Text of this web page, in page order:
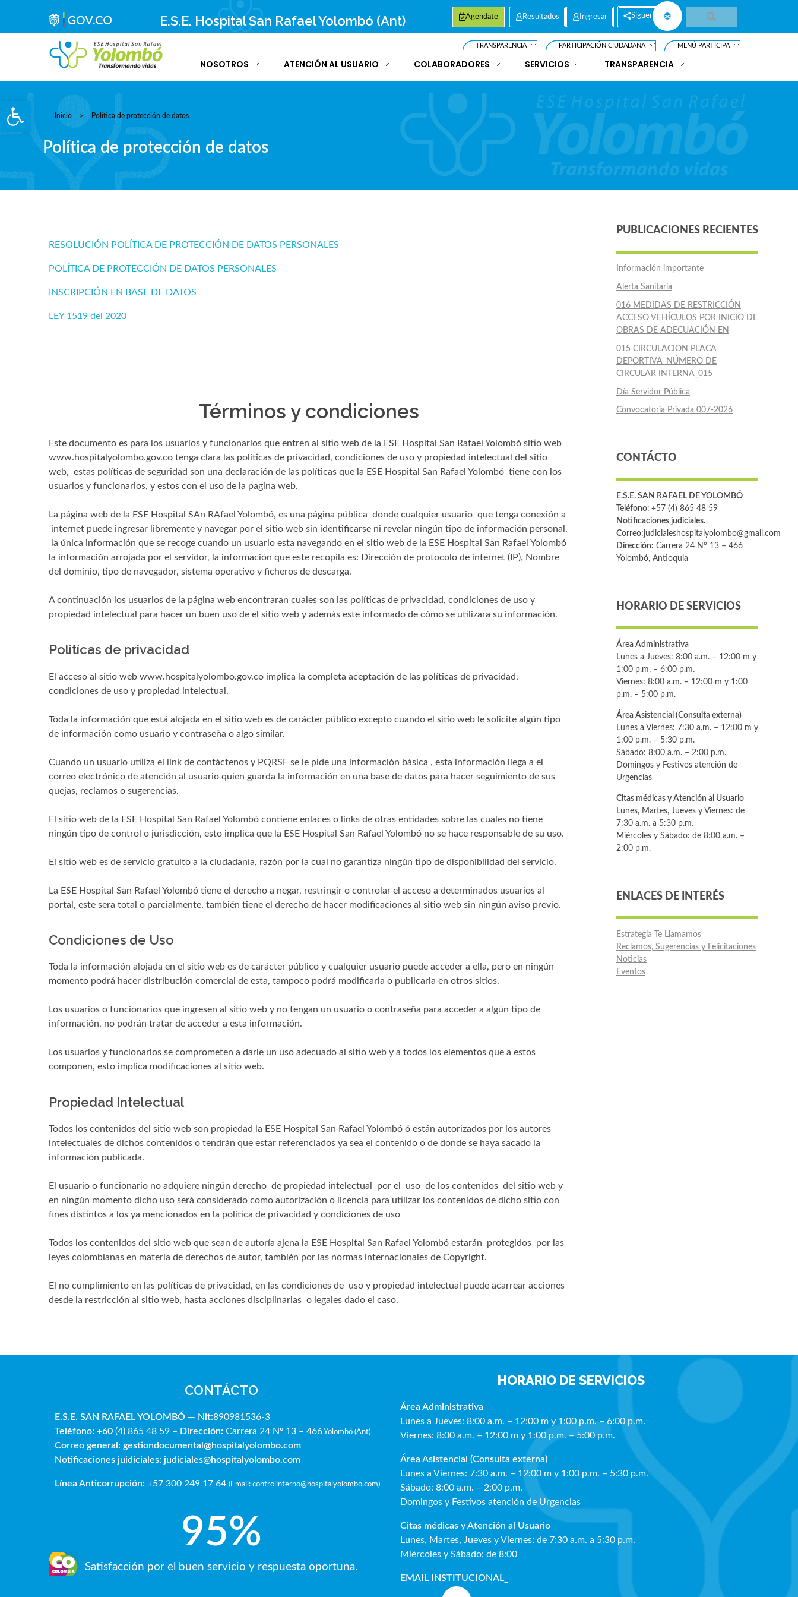
Abrir barra de herramientas
E.S.E. Hospital San Rafael Yolombó (Ant) Agendate Resultados Ingresar Síguenos
E.S.E. Hospital San Rafael Yolombó (Ant)
TRANSPARENCIA PARTICIPACIÓN CIUDADANA MENÚ PARTICIPA
NOSOTROS ATENCIÓN AL USUARIO COLABORADORES SERVICIOS TRANSPARENCIA
Inicio > Política de protección de datos
Política de protección de datos
RESOLUCIÓN POLÍTICA DE PROTECCIÓN DE DATOS PERSONALES
POLÍTICA DE PROTECCIÓN DE DATOS PERSONALES
INSCRIPCIÓN EN BASE DE DATOS
LEY 1519 del 2020
Términos y condiciones
Este documento es para los usuarios y funcionarios que entren al sitio web de la ESE Hospital San Rafael Yolombó sitio web
www.hospitalyolombo.gov.co tenga clara las políticas de privacidad, condiciones de uso y propiedad intelectual del sitio
web, estas políticas de seguridad son una declaración de las políticas que la ESE Hospital San Rafael Yolombó tiene con los
usuarios y funcionarios, y estos con el uso de la pagina web.
La página web de la ESE Hospital SAn RAfael Yolombó, es una página pública donde cualquier usuario que tenga conexión a
internet puede ingresar libremente y navegar por el sitio web sin identificarse ni revelar ningún tipo de información personal,
la única información que se recoge cuando un usuario esta navegando en el sitio web de la ESE Hospital San Rafael Yolombó
la información arrojada por el servidor, la información que este recopila es: Dirección de protocolo de internet (IP), Nombre
del dominio, tipo de navegador, sistema operativo y ficheros de descarga.
A continuación los usuarios de la página web encontraran cuales son las políticas de privacidad, condiciones de uso y
propiedad intelectual para hacer un buen uso de el sitio web y además este informado de cómo se utilizara su información.
Politícas de privacidad
El acceso al sitio web www.hospitalyolombo.gov.co implica la completa aceptación de las políticas de privacidad,
condiciones de uso y propiedad intelectual.
Toda la información que está alojada en el sitio web es de carácter público excepto cuando el sitio web le solicite algún tipo
de información como usuario y contraseña o algo similar.
Cuando un usuario utiliza el link de contáctenos y PQRSF se le pide una información básica , esta información llega a el
correo electrónico de atención al usuario quien guarda la información en una base de datos para hacer seguimiento de sus
quejas, reclamos o sugerencias.
El sitio web de la ESE Hospital San Rafael Yolombó contiene enlaces o links de otras entidades sobre las cuales no tiene
ningún tipo de control o jurisdicción, esto implica que la ESE Hospital San Rafael Yolombó no se hace responsable de su uso.
El sitio web es de servicio gratuito a la ciudadanía, razón por la cual no garantiza ningún tipo de disponibilidad del servicio.
La ESE Hospital San Rafael Yolombó tiene el derecho a negar, restringir o controlar el acceso a determinados usuarios al
portal, este sera total o parcialmente, también tiene el derecho de hacer modificaciones al sitio web sin ningún aviso previo.
Condiciones de Uso
Toda la información alojada en el sitio web es de carácter público y cualquier usuario puede acceder a ella, pero en ningún
momento podrá hacer distribución comercial de esta, tampoco podrá modificarla o publicarla en otros sitios.
Los usuarios o funcionarios que ingresen al sitio web y no tengan un usuario o contraseña para acceder a algún tipo de
información, no podrán tratar de acceder a esta información.
Los usuarios y funcionarios se comprometen a darle un uso adecuado al sitio web y a todos los elementos que a estos
componen, esto implica modificaciones al sitio web.
Propiedad Intelectual
Todos los contenidos del sitio web son propiedad la ESE Hospital San Rafael Yolombó ó están autorizados por los autores
intelectuales de dichos contenidos o tendrán que estar referenciados ya sea el contenido o de donde se haya sacado la
información publicada.
El usuario o funcionario no adquiere ningún derecho de propiedad intelectual por el uso de los contenidos del sitio web y
en ningún momento dicho uso será considerado como autorización o licencia para utilizar los contenidos de dicho sitio con
fines distintos a los ya mencionados en la política de privacidad y condiciones de uso
Todos los contenidos del sitio web que sean de autoría ajena la ESE Hospital San Rafael Yolombó estarán protegidos por las
leyes colombianas en materia de derechos de autor, también por las normas internacionales de Copyright.
El no cumplimiento en las políticas de privacidad, en las condiciones de uso y propiedad intelectual puede acarrear acciones
desde la restricción al sitio web, hasta acciones disciplinarias o legales dado el caso.
PUBLICACIONES RECIENTES
Información importante
Alerta Sanitaria
016 MEDIDAS DE RESTRICCIÓN
ACCESO VEHÍCULOS POR INICIO DE
OBRAS DE ADECUACIÓN EN
015 CIRCULACION PLACA
DEPORTIVA_NÚMERO DE
CIRCULAR INTERNA_015
Día Servidor Pública
Convocatoria Privada 007-2026
CONTÁCTO
E.S.E. SAN RAFAEL DE YOLOMBÓ
Teléfono: +57 (4) 865 48 59
Notificaciones judiciales.
Correo:judicialeshospitalyolombo@gmail.com
Dirección: Carrera 24 Nº 13 – 466
Yolombó, Antioquia
HORARIO DE SERVICIOS
Área Administrativa
Lunes a Jueves: 8:00 a.m. – 12:00 m y
1:00 p.m. – 6:00 p.m.
Viernes: 8:00 a.m. – 12:00 m y 1:00
p.m. – 5:00 p.m.
Área Asistencial (Consulta externa)
Lunes a Viernes: 7:30 a.m. – 12:00 m y
1:00 p.m. – 5:30 p.m.
Sábado: 8:00 a.m. – 2:00 p.m.
Domingos y Festivos atención de
Urgencias
Citas médicas y Atención al Usuario
Lunes, Martes, Jueves y Viernes: de
7:30 a.m. a 5:30 p.m.
Miércoles y Sábado: de 8:00 a.m. –
2:00 p.m.
ENLACES DE INTERÉS
Estrategia Te Llamamos
Reclamos, Sugerencias y Felicitaciones
Noticias
Eventos
CONTÁCTO
E.S.E. SAN RAFAEL YOLOMBÓ — Nit:890981536-3
Teléfono: +60 (4) 865 48 59 – Dirección: Carrera 24 Nº 13 – 466Yolombó (Ant)
Correo general: gestiondocumental@hospitalyolombo.com
Notificaciones juidiciales: judiciales@hospitalyolombo.com
Línea Anticorrupción: +57 300 249 17 64 (Email: controlinterno@hospitalyolombo.com)
Satisfacción por el buen servicio y respuesta oportuna.
95%
HORARIO DE SERVICIOS
Área Administrativa
Lunes a Jueves: 8:00 a.m. – 12:00 m y 1:00 p.m. – 6:00 p.m.
Viernes: 8:00 a.m. – 12:00 m y 1:00 p.m. – 5:00 p.m.
Área Asistencial (Consulta externa)
Lunes a Viernes: 7:30 a.m. – 12:00 m y 1:00 p.m. – 5:30 p.m.
Sábado: 8:00 a.m. – 2:00 p.m.
Domingos y Festivos atención de Urgencias
Citas médicas y Atención al Usuario
Lunes, Martes, Jueves y Viernes: de 7:30 a.m. a 5:30 p.m.
Miércoles y Sábado: de 8:00
EMAIL INSTITUCIONAL_